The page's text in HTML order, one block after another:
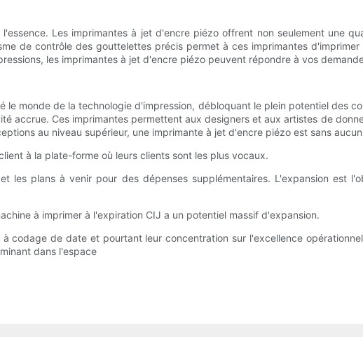
Les imprimantes à jet d'encre piézo offrent non seulement une
de contrôle des gouttelettes précis permet à ces imprimantes
les imprimantes à jet d'encre piézo peuvent répondre à vos
le monde de la technologie d'impression, débloquant le plein potentiel des
accrue. Ces imprimantes permettent aux designers et aux artistes de
au niveau supérieur, une imprimante à jet d'encre piézo est sans
à la plate-forme où leurs clients sont les plus vocaux.
les plans à venir pour des dépenses supplémentaires. L'expansion est
à imprimer à l'expiration CIJ a un potentiel massif d'expansion.
à codage de date et pourtant leur concentration sur l'excellence
dans l'espace